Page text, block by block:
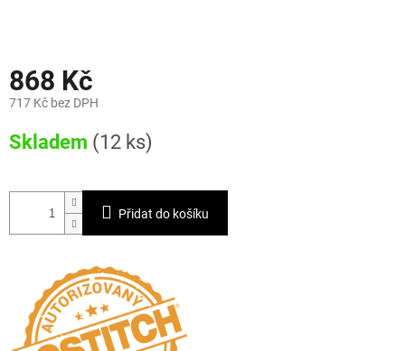
868 Kč
717 Kč bez DPH
cena:
Skladem (12 ks)
Přidat do košíku